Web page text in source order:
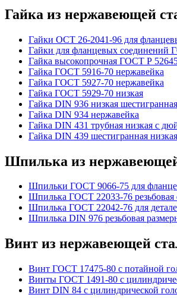
Гайка из нержавеющей
Гайки ОСТ 26-2041-96 для
Гайки для фланцевых соединений
Гайка высокопрочная ГОСТ Р
Гайка ГОСТ 5916-70 нержавейка
Гайка ГОСТ 5927-70 нержавейка
Гайка ГОСТ 5929-70 низкая
Гайка DIN 936 низкая шестигранная
Гайка DIN 934 нержавейка
Гайка DIN 431 трубная низкая с
Гайка DIN 439 шестигранная
Шпилька из
Шпильки ГОСТ 9066-75 для
Шпилька ГОСТ 22033-76
Шпилька ГОСТ 22042-76 для
Шпилька DIN 976 резьбовая
Винт из нержавеющей
Винт ГОСТ 17475-80 с потайной
Винты ГОСТ 1491-80 с
Винт DIN 84 с цилиндрической